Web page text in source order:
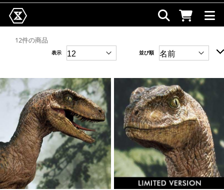
12件の商品
並び順
表示